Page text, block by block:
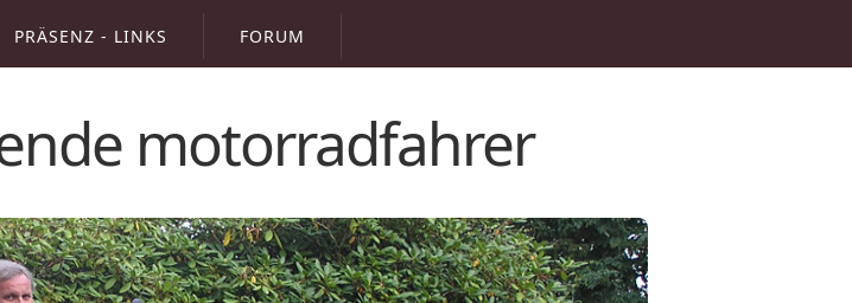
PRÄSENZ - LINKS FORUM
motorradfahrer